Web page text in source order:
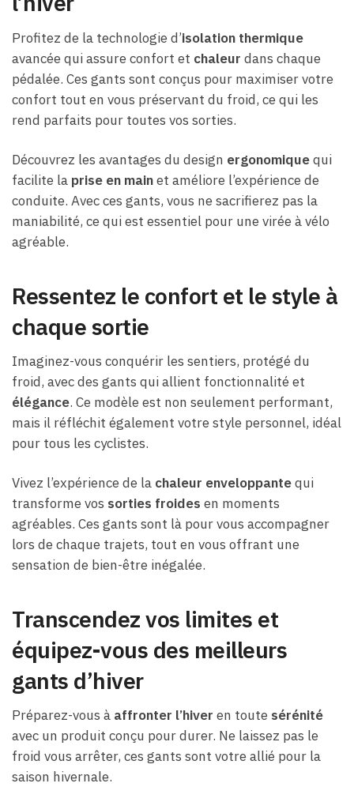
Profitez de la technologie d’isolation thermique
avancée qui assure confort et chaleur dans chaque
pédalée. Ces gants sont conçus pour maximiser votre
confort tout en vous préservant du froid, ce qui les
rend parfaits pour toutes vos sorties.
Découvrez les avantages du design ergonomiquequi
facilite la prise en mainet améliore l’expérience de
conduite. Avec ces gants, vous ne sacrifierez pas la
maniabilité, ce qui est essentiel pour une virée à vélo
agréable.
Ressentez le confort et le style à
chaque sortie
Imaginez-vous conquérir les sentiers, protégé du
froid, avec des gants qui allient fonctionnalité et
élégance. Ce modèle est non seulement performant,
mais il réfléchit également votre style personnel, idéal
pour tous les cyclistes.
Vivez l’expérience de la chaleur enveloppantequi
transforme vos sorties froides en moments
agréables. Ces gants sont là pour vous accompagner
lors de chaque trajets, tout en vous offrant une
sensation de bien-être inégalée.
Transcendez vos limites et
équipez-vous des meilleurs
gants d’hiver
Préparez-vous à affronter l’hiver en toute sérénité
avec un produit conçu pour durer. Ne laissez pas le
froid vous arrêter, ces gants sont votre allié pour la
saison hivernale.